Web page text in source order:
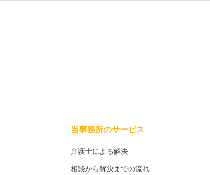
当事務所のサービス
弁護士による解決
相談から解決までの流れ